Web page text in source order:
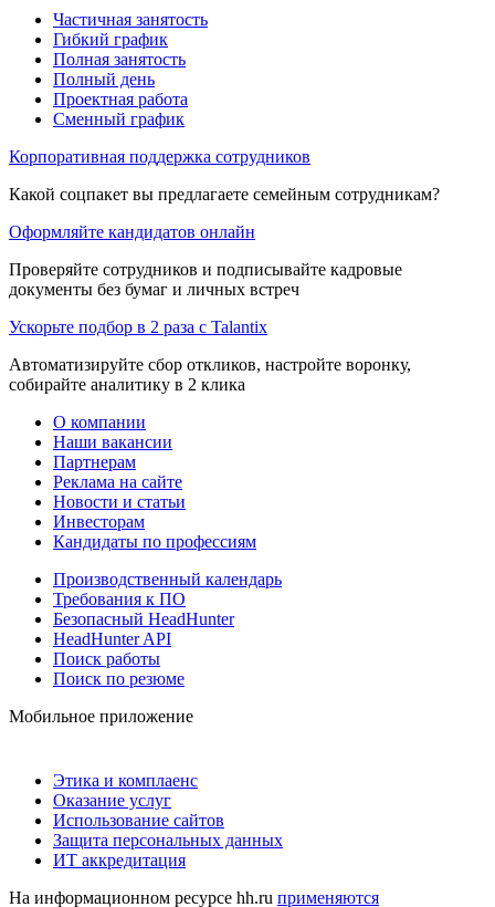
Частичная занятость
Гибкий график
Полная занятость
Полный день
Проектная работа
Сменный график
Корпоративная поддержка сотрудников
Какой соцпакет вы предлагаете семейным сотрудникам?
Оформляйте кандидатов онлайн
Проверяйте сотрудников и подписывайте кадровые
документы без бумаг и личных встреч
Ускорьте подбор в 2 раза с Talantix
Автоматизируйте сбор откликов, настройте воронку,
собирайте аналитику в 2 клика
О компании
Наши вакансии
Партнерам
Реклама на сайте
Новости и статьи
Инвесторам
Кандидаты по профессиям
Производственный календарь
Требования к ПО
Безопасный HeadHunter
HeadHunter API
Поиск работы
Поиск по резюме
Мобильное приложение
Этика и комплаенс
Оказание услуг
Использование сайтов
Защита персональных данных
ИТ аккредитация
На информационном ресурсе hh.ru применяются